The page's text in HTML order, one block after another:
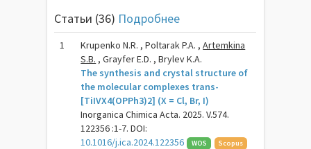
Статьи (36) Подробнее
1 Krupenko N.R. , Poltarak P.A. ,Artemkina
S.B. , Grayfer E.D. , Brylev K.A.
The synthesis and crystal structure of
the molecular complexes trans-
[TiIVX4(OPPh3)2] (X = Cl, Br, I)
Inorganica Chimica Acta. 2025. V.574.
122356 :1-7. DOI:
10.1016/j.ica.2024.122356
WOS
Scopus